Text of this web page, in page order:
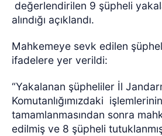
değerlendirilen 9 şüpheli
alındığı açıklandı.
Mahkemeye sevk edilen
ifadelere yer verildi:
“Yakalanan şüpheliler İl
Komutanlığımızdaki işlemlerinin
tamamlanmasından sonra
edilmiş ve 8 şüpheli